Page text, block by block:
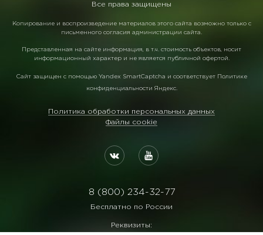
Все права защищены
Копирование и воспроизведение материалов этого сайта возможно только с
письменного согласия администрации сайта.
Представленная на сайте информация, в т.ч. стоимость объектов, носит
информационный характер и не является публичной офертой.
Сайт защищен с помощью Yandex SmartCaptcha и соответствует Политике
конфиденциальности Яндекс.
Политика обработки персональных данных
Файлы cookie
8 (800) 234-32-77
Бесплатно по России
Реквизиты: